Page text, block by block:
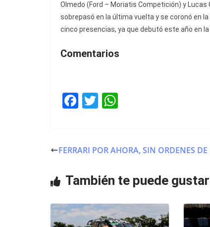
Olmedo (Ford – Moriatis Competición) y Lucas
sobrepasó en la última vuelta y se coronó en
cinco presencias, ya que debutó este año en
Comentarios
F
e
o
k
T
er s
p
FERRARI POR AHORA, SIN ORDENES
También te puede gustar